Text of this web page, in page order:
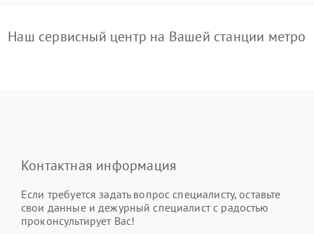
Наш сервисный центр на Вашей станции метро
Контактная информация
Если требуется задать вопрос специалисту, оставьте
свои данные и дежурный специалист с радостью
проконсультирует Вас!